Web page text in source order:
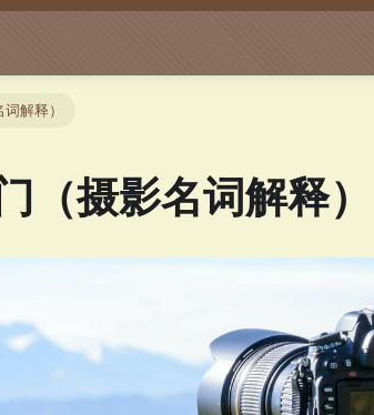
解释）
（摄影名词解释）